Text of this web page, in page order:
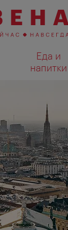
Еда и
напитки